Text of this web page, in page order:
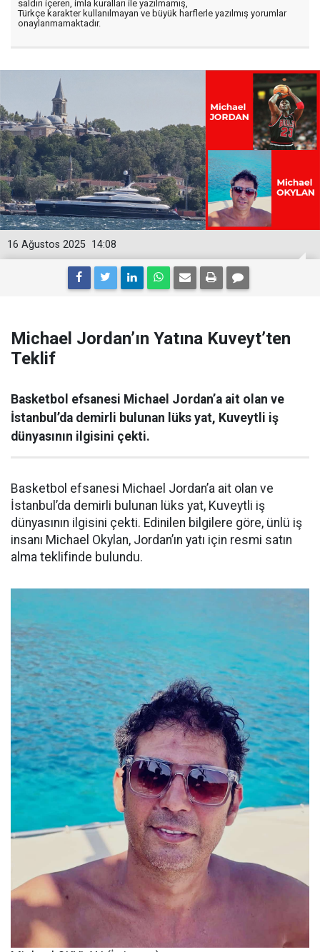
saldırı içeren, imla kuralları ile yazılmamış,
Türkçe karakter kullanılmayan ve büyük harflerle yazılmış yorumlar
onaylanmamaktadır.
14:08
16 Ağustos 2025
Michael Jordan’ın Yatına Kuveyt’ten
Teklif
Basketbol efsanesi Michael Jordan’a ait olan ve
İstanbul’da demirli bulunan lüks yat, Kuveytli iş
dünyasının ilgisini çekti.
Basketbol efsanesi Michael Jordan’a ait olan ve
İstanbul’da demirli bulunan lüks yat, Kuveytli iş
dünyasının ilgisini çekti. Edinilen bilgilere göre, ünlü iş
insanı Michael Okylan, Jordan’ın yatı için resmi satın
alma teklifinde bulundu.